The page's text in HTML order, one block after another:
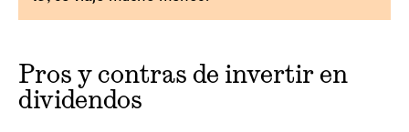
Pros y contras de invertir en
dividendos